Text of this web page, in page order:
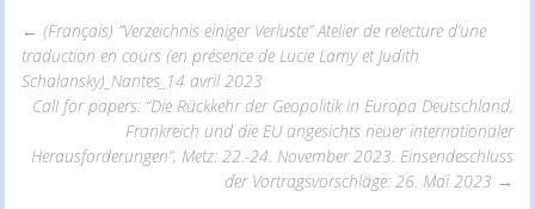
Beitrags-
Navigation
← (Français) ”Verzeichnis einiger Verluste” Atelier de relecture d’une
traduction en cours (en présence de Lucie Lamy et Judith
Schalansky)_Nantes_14 avril 2023
Call for papers: “Die Rückkehr der Geopolitik in Europa Deutschland,
Frankreich und die EU angesichts neuer internationaler
Herausforderungen”, Metz: 22.-24. November 2023. Einsendeschluss
der Vortragsvorschläge: 26. Mai 2023 →